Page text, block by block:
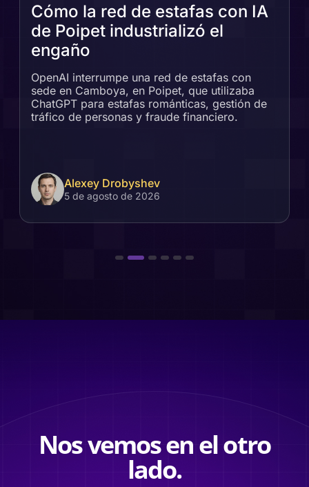
Cómo la red de estafas con IA
de Poipet industrializó el
engaño
OpenAI interrumpe una red de estafas con
sede en Camboya, en Poipet, que utilizaba
ChatGPT para estafas románticas, gestión de
tráfico de personas y fraude financiero.
Alexey Drobyshev
5 de agosto de 2026
Nos vemos en el otro
lado.